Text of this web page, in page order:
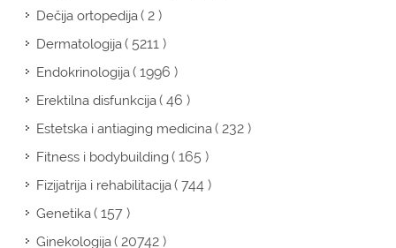
Dečija ortopedija( 2 )
Dermatologija( 5211 )
Endokrinologija( 1996 )
Erektilna disfunkcija( 46 )
Estetska i antiaging medicina( 232 )
Fitness i bodybuilding( 165 )
Fizijatrija i rehabilitacija( 744 )
Genetika( 157 )
Ginekologija( 20742 )